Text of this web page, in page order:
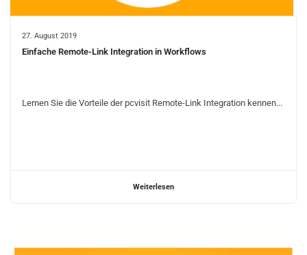
27. August 2019
Einfache Remote-Link Integration in Workflows
Lernen Sie die Vorteile der pcvisit Remote-Link Integration kennen...
Weiterlesen